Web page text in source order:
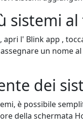
sistemi
l' Blink app ,
un nome
dei
è possibile
della schermata